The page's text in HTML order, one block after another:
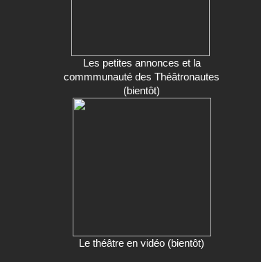
Les petites annonces et la
commmunauté des Théâtronautes
(bientôt)
Le théâtre en vidéo (bientôt)